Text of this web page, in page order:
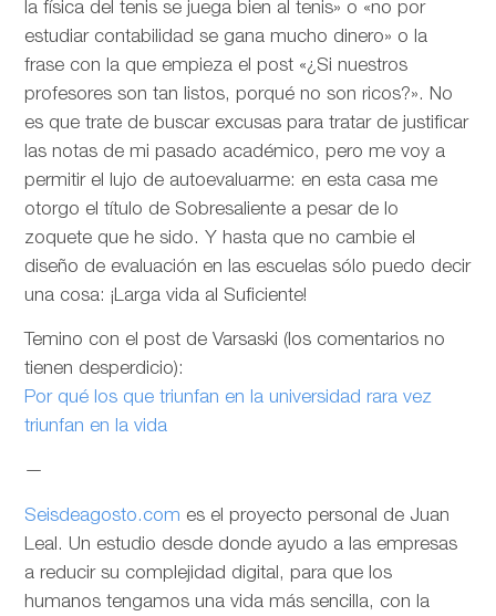
la física del tenis se juega bien al tenis» o «no por
estudiar contabilidad se gana mucho dinero» o la
frase con la que empieza el post «¿Si nuestros
profesores son tan listos, porqué no son ricos?». No
es que trate de buscar excusas para tratar de justificar
las notas de mi pasado académico, pero me voy a
permitir el lujo de autoevaluarme: en esta casa me
otorgo el título de Sobresaliente a pesar de lo
zoquete que he sido. Y hasta que no cambie el
diseño de evaluación en las escuelas sólo puedo decir
una cosa: ¡Larga vida al Suficiente!
Temino con el post de Varsaski (los comentarios no
tienen desperdicio):
Por qué los que triunfan en la universidad rara vez
triunfan en la vida
—
Seisdeagosto.com es el proyecto personal de Juan
Leal. Un estudio desde donde ayudo a las empresas
a reducir su complejidad digital, para que los
humanos tengamos una vida más sencilla, con la